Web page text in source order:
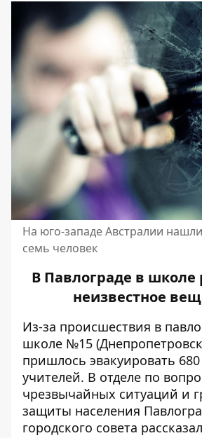
На юго-западе Австралии
семь человек
В Павлограде в
неизвестное
Из-за происшествия в
школе №15
пришлось эвакуировать
учителей. В отделе по
чрезвычайных ситуаций и
защиты населения
городского совета